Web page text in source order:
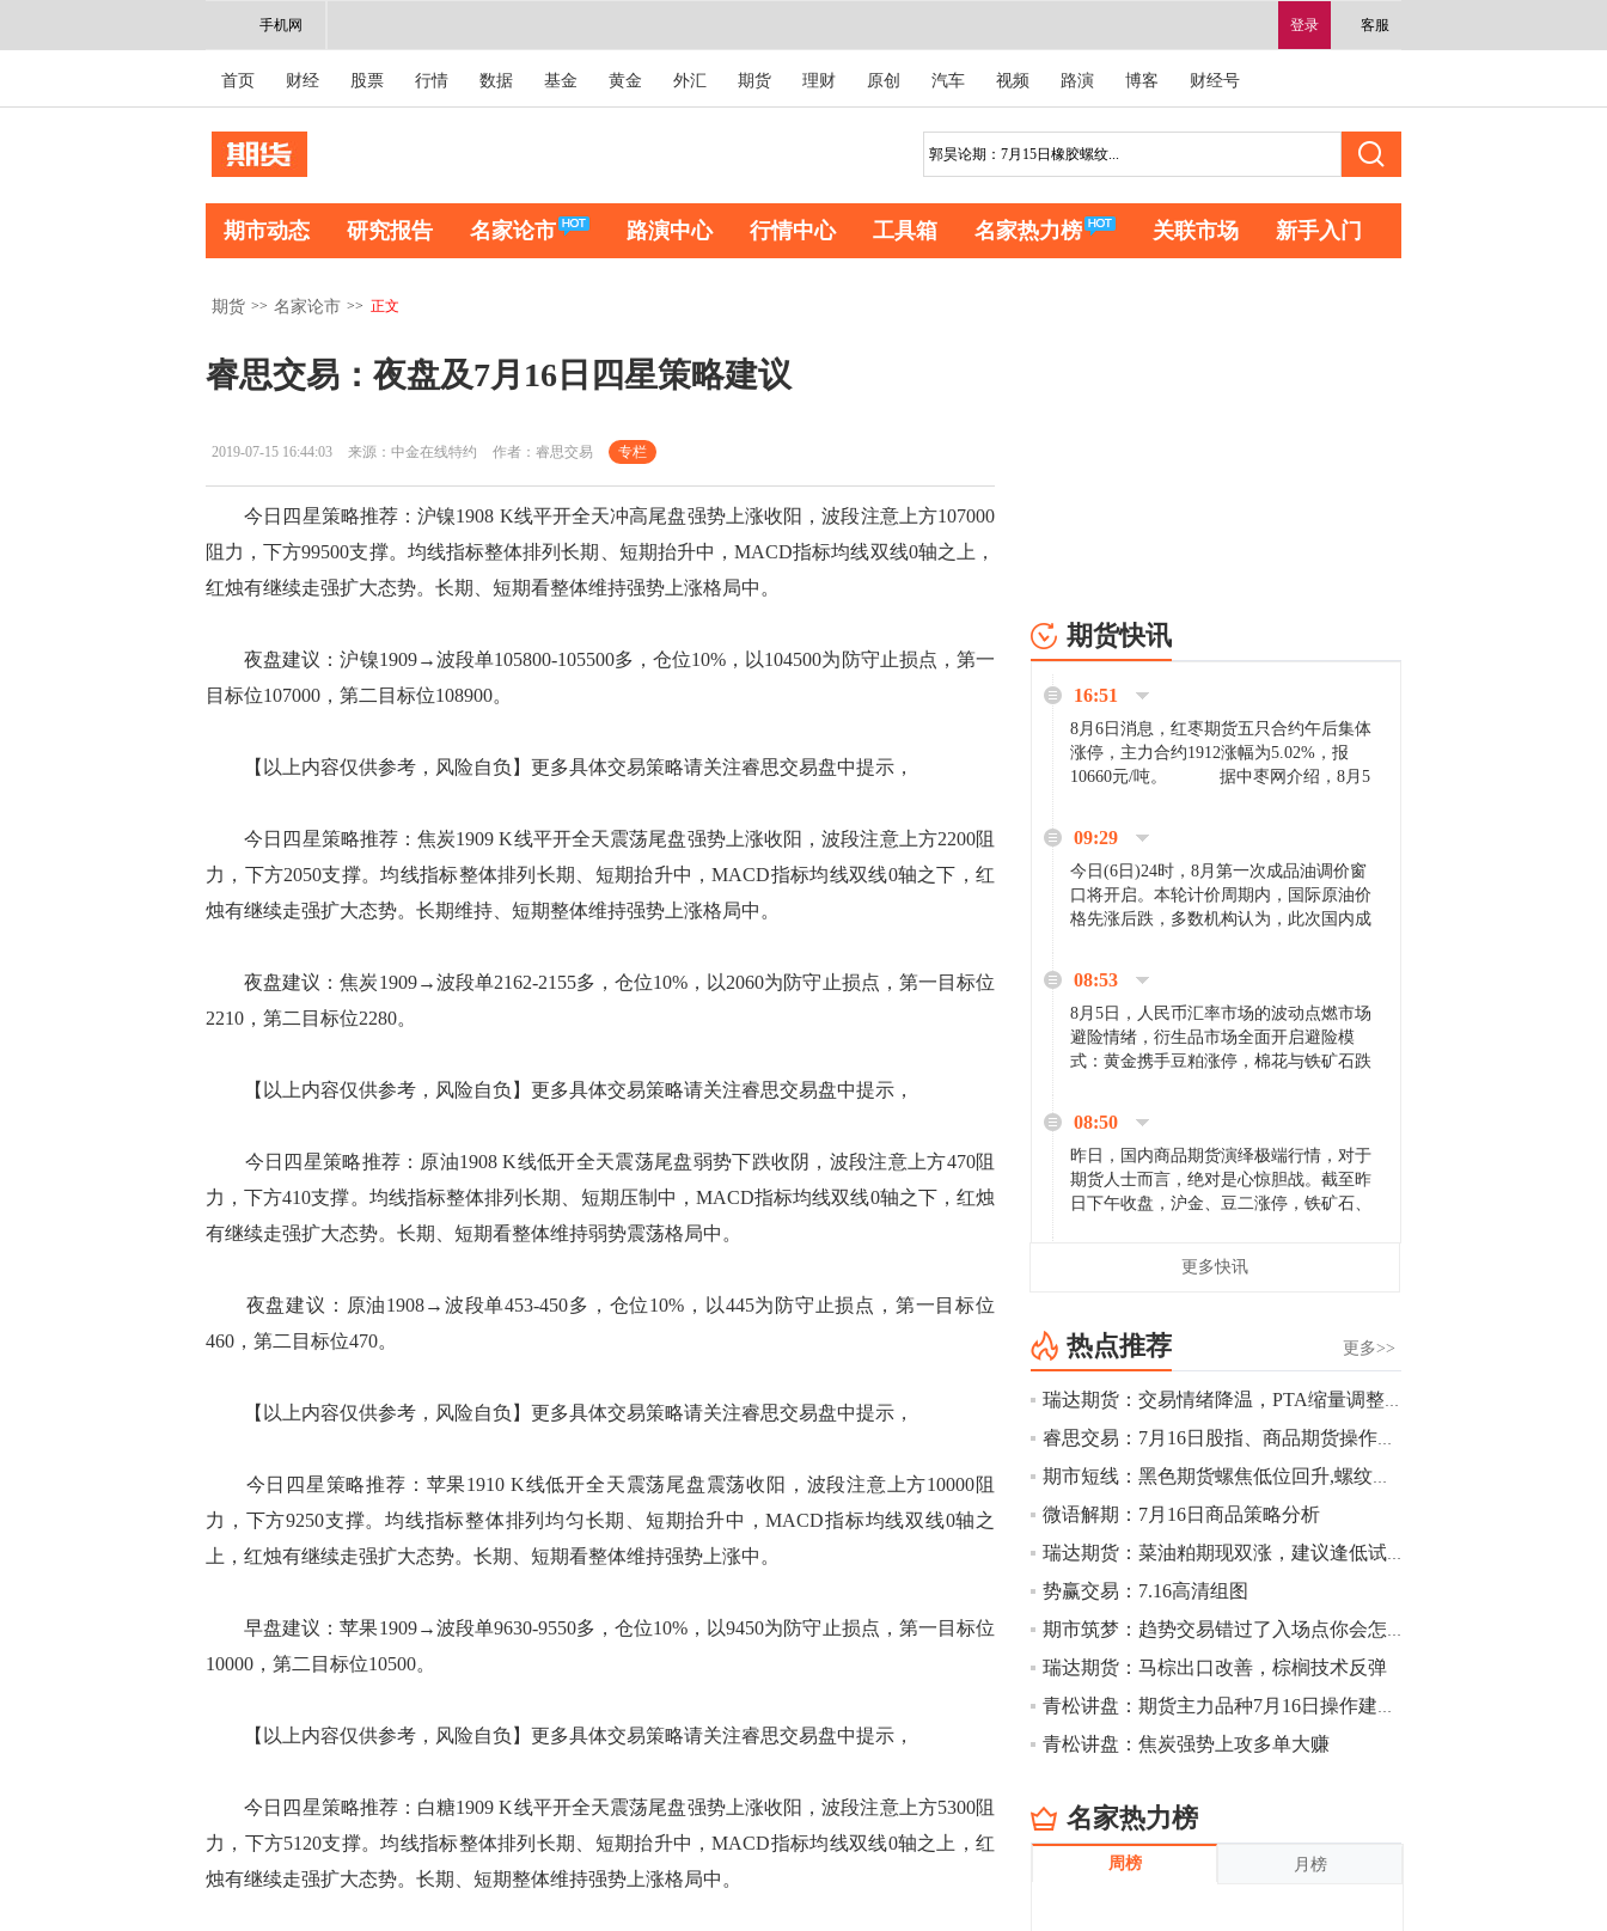
登录 客服
手机网
首页 财经 股票 行情 数据 基金 黄金 外汇 期货 理财 原创 汽车 视频 路演 博客 财经号
期市动态 研究报告 名家论市 路演中心 行情中心 工具箱 名家热力榜 关联市场 新手入门
期货 >> 名家论市 >> 正文
睿思交易：夜盘及7月16日四星策略建议
2019-07-15 16:44:03 来源：中金在线特约 作者：睿思交易 专栏
今日四星策略推荐：沪镍1908 K线平开全天冲高尾盘强势上涨收阳，波段注意上方107000
阻力，下方99500支撑。均线指标整体排列长期、短期抬升中，MACD指标均线双线0轴之上，
红烛有继续走强扩大态势。长期、短期看整体维持强势上涨格局中。
夜盘建议：沪镍1909→波段单105800-105500多，仓位10%，以104500为防守止损点，第一
目标位107000，第二目标位108900。
【以上内容仅供参考，风险自负】更多具体交易策略请关注睿思交易盘中提示，
今日四星策略推荐：焦炭1909 K线平开全天震荡尾盘强势上涨收阳，波段注意上方2200阻
力，下方2050支撑。均线指标整体排列长期、短期抬升中，MACD指标均线双线0轴之下，红
烛有继续走强扩大态势。长期维持、短期整体维持强势上涨格局中。
夜盘建议：焦炭1909→波段单2162-2155多，仓位10%，以2060为防守止损点，第一目标位
2210，第二目标位2280。
【以上内容仅供参考，风险自负】更多具体交易策略请关注睿思交易盘中提示，
今日四星策略推荐：原油1908 K线低开全天震荡尾盘弱势下跌收阴，波段注意上方470阻
力，下方410支撑。均线指标整体排列长期、短期压制中，MACD指标均线双线0轴之下，红烛
有继续走强扩大态势。长期、短期看整体维持弱势震荡格局中。
夜盘建议：原油1908→波段单453-450多，仓位10%，以445为防守止损点，第一目标位
460，第二目标位470。
【以上内容仅供参考，风险自负】更多具体交易策略请关注睿思交易盘中提示，
今日四星策略推荐：苹果1910 K线低开全天震荡尾盘震荡收阳，波段注意上方10000阻
力，下方9250支撑。均线指标整体排列均匀长期、短期抬升中，MACD指标均线双线0轴之
上，红烛有继续走强扩大态势。长期、短期看整体维持强势上涨中。
早盘建议：苹果1909→波段单9630-9550多，仓位10%，以9450为防守止损点，第一目标位
10000，第二目标位10500。
【以上内容仅供参考，风险自负】更多具体交易策略请关注睿思交易盘中提示，
今日四星策略推荐：白糖1909 K线平开全天震荡尾盘强势上涨收阳，波段注意上方5300阻
力，下方5120支撑。均线指标整体排列长期、短期抬升中，MACD指标均线双线0轴之上，红
烛有继续走强扩大态势。长期、短期整体维持强势上涨格局中。
期货快讯
16:51
8月6日消息，红枣期货五只合约午后集体
涨停，主力合约1912涨幅为5.02%，报
10660元/吨。 据中枣网介绍，8月5
家好货依旧惜售挺...
09:29
今日(6日)24时，8月第一次成品油调价窗
口将开启。本轮计价周期内，国际原油价
格先涨后跌，多数机构认为，此次国内成
08:53
8月5日，人民币汇率市场的波动点燃市场
避险情绪，衍生品市场全面开启避险模
式：黄金携手豆粕涨停，棉花与铁矿石跌
场来看，汇率波动...
08:50
昨日，国内商品期货演绎极端行情，对于
期货人士而言，绝对是心惊胆战。截至昨
日下午收盘，沪金、豆二涨停，铁矿石、
[imgnobrwh] src=...
跌幅达6%，报689.5元/吨，刷新近两个月
低位。
14:20
方正有色研究团队：高度重视贵金属的阶
段性机会。自年初以来沪金上涨16.93%，
立涨势，白银将开启补涨，且涨幅超过黄
金，金银比有望高位回归。
13:55
豆二期货主力合约涨停，涨幅达3.98%，报
CBOT大豆期货市场上涨，11月期约收高
影响，夜盘连粕高位窄幅震荡，建议短线
操作为主。 ...
13:54
8月5日消息，内外盘贵金属强劲走升，沪
金主力合约涨停，涨幅3.99%，报334.00
更多快讯
更多>>
热点推荐
瑞达期货：交易情绪降温，PTA缩量调整
睿思交易：7月16日股指、商品期货操作建议
期市短线：黑色期货螺焦低位回升,螺纹关注60分钟通道阻力
微语解期：7月16日商品策略分析
瑞达期货：菜油粕期现双涨，建议逢低试多
势赢交易：7.16高清组图
期市筑梦：趋势交易错过了入场点你会怎么做？？？
瑞达期货：马棕出口改善，棕榈技术反弹
青松讲盘：期货主力品种7月16日操作建议【重大布局】
青松讲盘：焦炭强势上攻多单大赚
名家热力榜
周榜 月榜